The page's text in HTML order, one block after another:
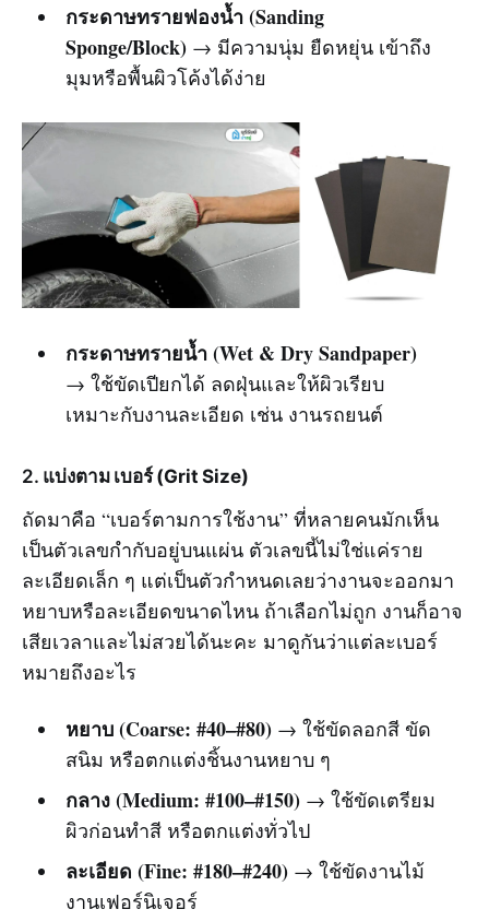
กระดาษทรายฟองน้ำ (Sanding
Sponge/Block)→ มีความนุ่ม ยืดหยุ่น เข้าถึง
มุมหรือพื้นผิวโค้งได้ง่าย
กระดาษทรายน้ำ (Wet & Dry Sandpaper)
→ ใช้ขัดเปียกได้ ลดฝุ่นและให้ผิวเรียบ
เหมาะกับงานละเอียด เช่น งานรถยนต์
2. แบ่งตาม เบอร์ (Grit Size)
ถัดมาคือ “เบอร์ตามการใช้งาน” ที่หลายคนมักเห็น
เป็นตัวเลขกำกับอยู่บนแผ่น ตัวเลขนี้ไม่ใช่แค่ราย
ละเอียดเล็ก ๆ แต่เป็นตัวกำหนดเลยว่างานจะออกมา
หยาบหรือละเอียดขนาดไหน ถ้าเลือกไม่ถูก งานก็อาจ
เสียเวลาและไม่สวยได้นะคะ มาดูกันว่าแต่ละเบอร์
หมายถึงอะไร
หยาบ (Coarse: #40–#80)→ ใช้ขัดลอกสี ขัด
สนิม หรือตกแต่งชิ้นงานหยาบ ๆ
กลาง (Medium: #100–#150)→ ใช้ขัดเตรียม
ผิวก่อนทำสี หรือตกแต่งทั่วไป
ละเอียด (Fine: #180–#240)→ ใช้ขัดงานไม้
งานเฟอร์นิเจอร์